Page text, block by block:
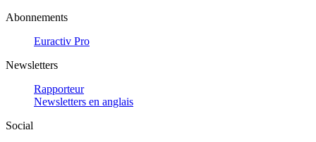
Abonnements
Euractiv Pro
Newsletters
Rapporteur
Newsletters en anglais
Social